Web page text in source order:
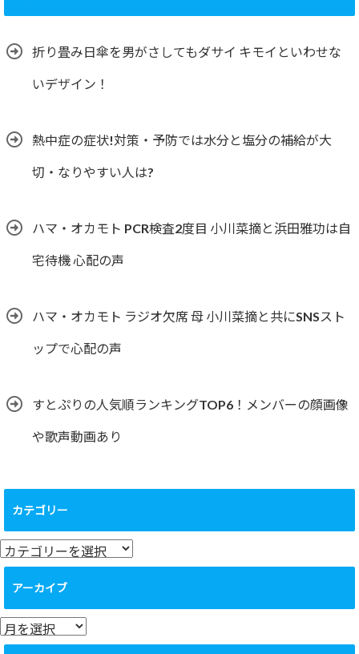
折り畳み日傘を男がさしてもダサイ キモイといわせな
いデザイン！
熱中症の症状!対策・予防では水分と塩分の補給が大
切・なりやすい人は?
ハマ・オカモト PCR検査2度目 小川菜摘と浜田雅功は自
宅待機 心配の声
ハマ・オカモト ラジオ欠席 母 小川菜摘と共にSNSスト
ップで心配の声
すとぷりの人気順ランキングTOP6！メンバーの顔画像
や歌声動画あり
カテゴリー
カ
テ
リ
ー
アーカイブ
ア
ー